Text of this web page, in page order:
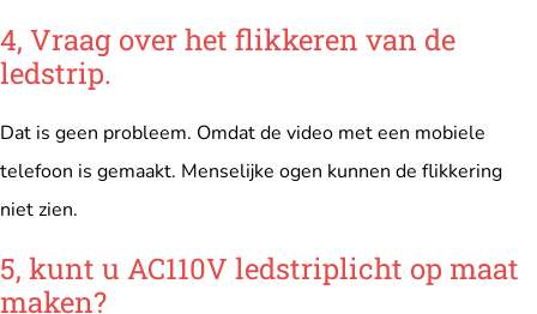
4, Vraag over het flikkeren van de
ledstrip.
Dat is geen probleem. Omdat de video met een mobiele
telefoon is gemaakt. Menselijke ogen kunnen de flikkering
niet zien.
5, kunt u AC110V ledstriplicht op maat
maken?